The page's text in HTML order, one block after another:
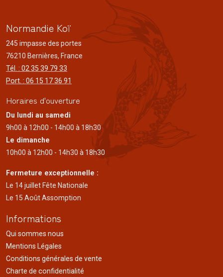
Normandie Koï
245 impasse des portes
76210 Bernières, France
Tél. : 02 35 39 79 33
Port. : 06 15 17 36 91
Horaires d'ouverture
Du lundi au samedi
9h00 à 12h00 - 14h00 à 18h30
Le dimanche
10h00 à 12h00 - 14h30 à 18h30
Fermeture exceptionnelle :
Le 14 juillet Fête Nationale
Le 15 Août Assomption
Informations
Qui sommes nous
Mentions Légales
Conditions générales de vente
Charte de confidentialité